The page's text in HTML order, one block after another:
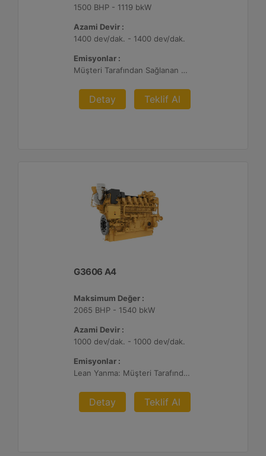
1500 BHP - 1119 bkW
Azami Devir :
1400 dev/dak. - 1400 dev/dak.
Emisyonlar :
Müşteri Tarafından Sağlanan Atık Arıtma ile NSPS Saha Uyumluluğuna Sahiptir, 0,3 g ve 0,5 g/bhp-sa. NOx
Detay Teklif Al
G3606 A4
Maksimum Değer :
2065 BHP - 1540 bkW
Azami Devir :
1000 dev/dak. - 1000 dev/dak.
Emisyonlar :
Lean Yanma: Müşteri Tarafından Sağlanan Atık Arıtma ile NSPS Saha Uyumluluğuna Sahiptir, 0,3 g ve 0,5 g/bhp-sa. NOx
Detay Teklif Al